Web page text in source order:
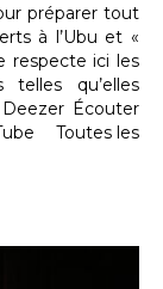
préparer tout
à l’Ubu et «
respecte ici les
qu’elles
Deezer Écouter
Toutes les